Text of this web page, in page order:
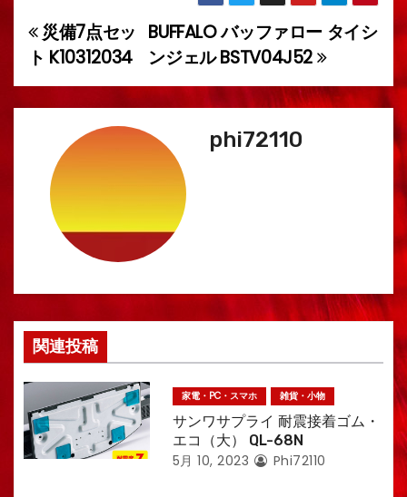
投
稿
ナ
ゲ
ー
ョ
ン
BUFFALO バッファロー タイシ
ンジェル BSTV04J52
災備7点セッ
ト K10312034
phi72110
関連投稿
家電・PC・スマホ 雑貨・小物
サンワサプライ 耐震接着ゴム・
エコ（大） QL-68N
5月 10, 2023 Phi72110